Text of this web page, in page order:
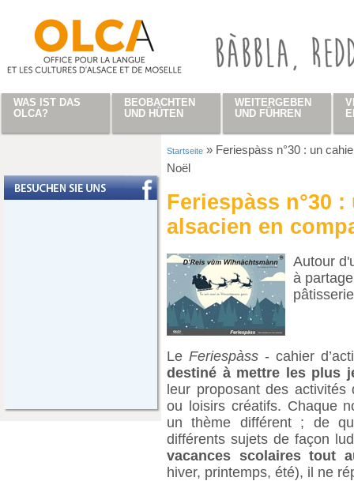
Startseite » Feriespàss n°30 : un
Noël
Feriespàss n°30
alsacien en
Autour
à
LeFeriespàss- cahier
destiné à mettre les plus
leur proposant des
ou loisirs créatifs. Chaque
un thème différent ; de
différents sujets de façon
vacances scolaires tout
hiver, printemps, été), il ne
WAS IST DAS
OLCA?
BEOBACHTEN
UND HÜTEN
WEITERGEBEN
UND FÜHREN